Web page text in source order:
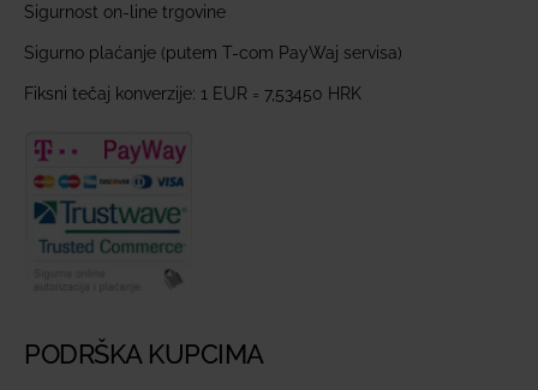
Sigurnost on-line trgovine
Sigurno plaćanje (putem T-com PayWaj servisa)
Fiksni tečaj konverzije: 1 EUR = 7,53450 HRK
PODRŠKA KUPCIMA